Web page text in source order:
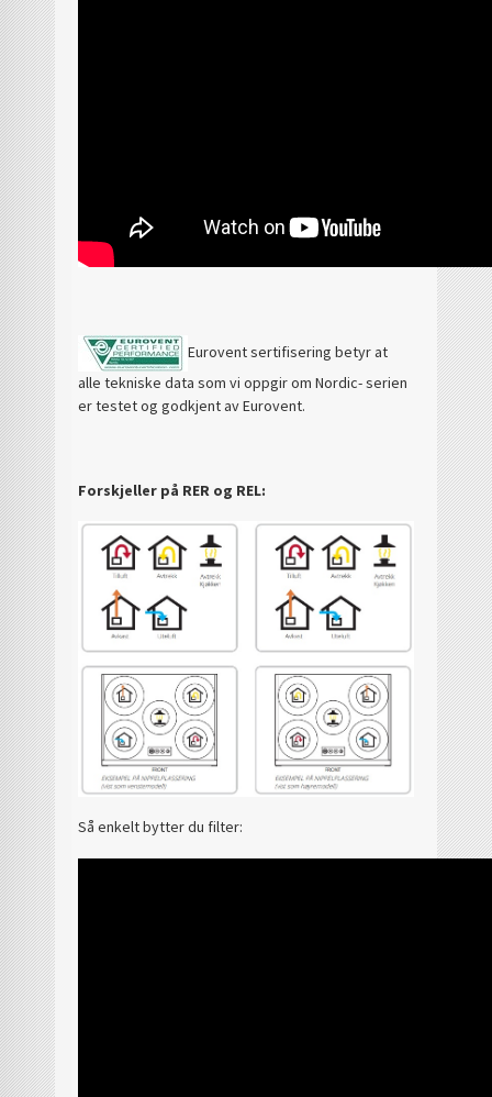
Eurovent sertifisering betyr at
alle tekniske data som vi oppgir om Nordic- serien
er testet og godkjent av Eurovent.
Forskjeller på RER og REL:
Så enkelt bytter du filter: